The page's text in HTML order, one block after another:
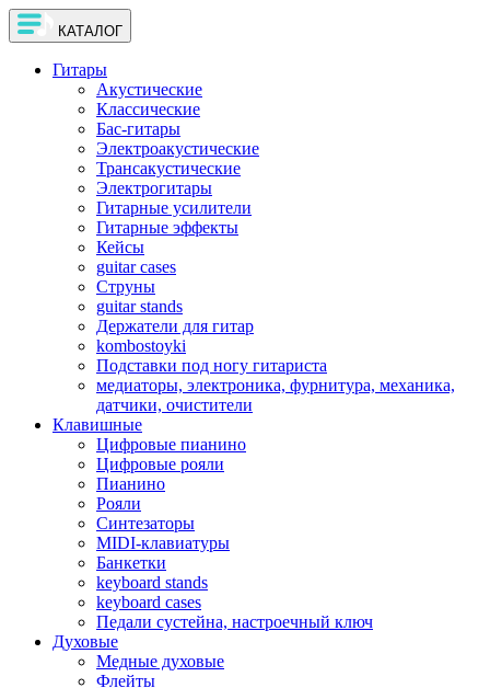
КАТАЛОГ
Гитары
Акустические
Классические
Бас-гитары
Электроакустические
Трансакустические
Электрогитары
Гитарные усилители
Гитарные эффекты
Кейсы
guitar cases
Струны
guitar stands
Держатели для гитар
kombostoyki
Подставки под ногу гитариста
медиаторы, электроника, фурнитура, механика,
датчики, очистители
Клавишные
Цифровые пианино
Цифровые рояли
Пианино
Рояли
Синтезаторы
MIDI-клавиатуры
Банкетки
keyboard stands
keyboard cases
Педали сустейна, настроечный ключ
Духовые
Медные духовые
Флейты